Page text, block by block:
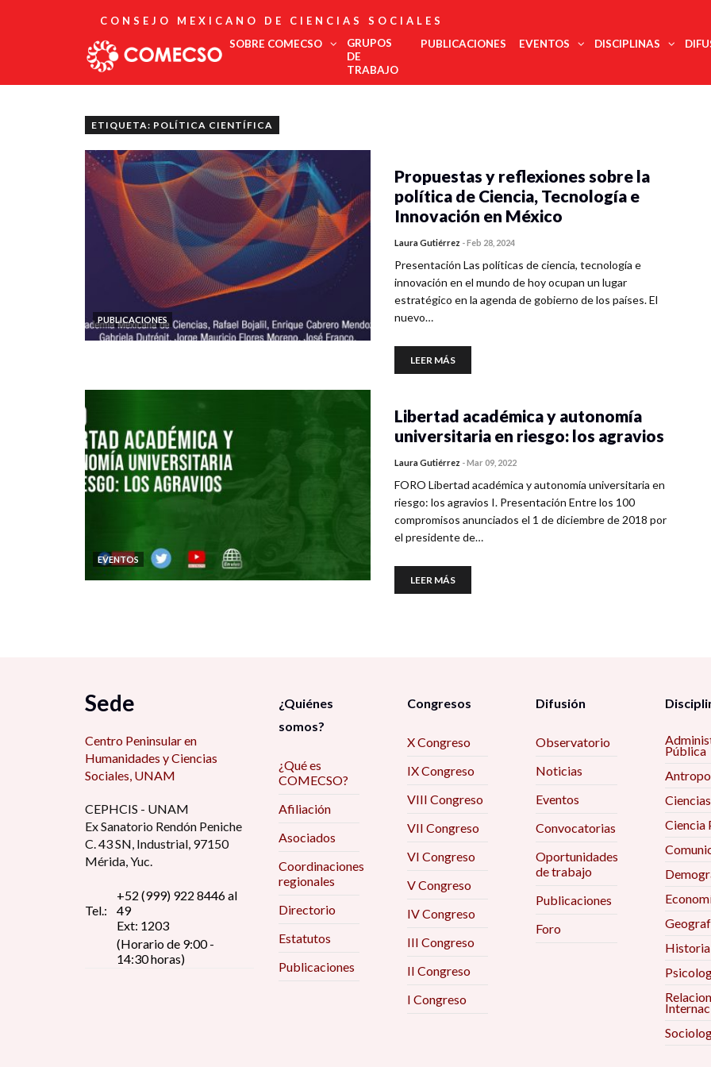
CONSEJO MEXICANO DE CIENCIAS SOCIALES
SOBRE COMECSO
Asociados
Estatutos
Fundadores
Publicaciones
Comité Editorial
Boletín
Centro Sur
Metropolitana
Sur Sureste
GRUPOS
DE
TRABAJO
PUBLICACIONES EVENTOS DISCIPLINAS
Jurídicas
Ciencia Política
Comunicación
Historia
Psicología
Social
Eduardo
Vega López
Congreso
De Estudios
Latinoamericanos
Más Grande
Del Mundo
Incorporación
Del
Instituto De
ETIQUETA: POLÍTICA CIENTÍFICA
PUBLICACIONES
Propuestas y reflexiones sobre la
política de Ciencia, Tecnología e
Innovación en México
Laura Gutiérrez -Feb 28, 2024
Presentación Las políticas de ciencia, tecnología e
innovación en el mundo de hoy ocupan un lugar
estratégico en la agenda de gobierno de los países. El
nuevo…
LEER MÁS
EVENTOS
Libertad académica y autonomía
universitaria en riesgo: los agravios
Laura Gutiérrez -Mar 09, 2022
FORO Libertad académica y autonomía universitaria en
riesgo: los agravios I. Presentación Entre los 100
compromisos anunciados el 1 de diciembre de 2018 por
el presidente de…
LEER MÁS
Sede
Centro Peninsular en
Humanidades y Ciencias
Sociales, UNAM
CEPHCIS - UNAM
Ex Sanatorio Rendón Peniche
C. 43 SN, Industrial, 97150
Mérida, Yuc.
Tel.:
+52 (999) 922 8446 al
49
Ext: 1203
(Horario de 9:00 -
14:30 horas)
¿Quiénes
somos?
¿Qué es
COMECSO?
Afiliación
Asociados
Coordinaciones
regionales
Directorio
Estatutos
Publicaciones
Congresos
X Congreso
IX Congreso
VIII Congreso
VII Congreso
VI Congreso
V Congreso
IV Congreso
III Congreso
II Congreso
I Congreso
Difusión
Observatorio
Noticias
Eventos
Convocatorias
Oportunidades
de trabajo
Publicaciones
Foro
Pública
Ciencia
Historia